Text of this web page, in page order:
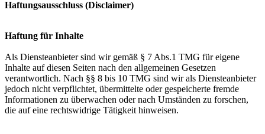
Haftungsausschluss (Disclaimer)
Haftung für Inhalte
Als Diensteanbieter sind wir gemäß § 7 Abs.1 TMG für eigene
Inhalte auf diesen Seiten nach den allgemeinen Gesetzen
verantwortlich. Nach §§ 8 bis 10 TMG sind wir als Diensteanbieter
jedoch nicht verpflichtet, übermittelte oder gespeicherte fremde
Informationen zu überwachen oder nach Umständen zu forschen,
die auf eine rechtswidrige Tätigkeit hinweisen.